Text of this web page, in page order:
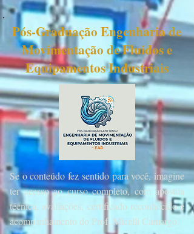
Pós-Graduação Engenharia de
Movimentação de Fluidos e
Equipamentos Industriais
Se o conteúdo fez sentido para você, imagine
ter acesso ao curso completo, com apostila
técnica, avaliações, certificado reconhecido e
acompanhamento do Prof. Micelli Camargo.